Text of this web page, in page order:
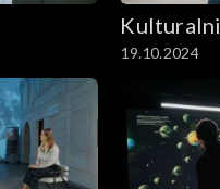
Kulturalni
19.10.2024